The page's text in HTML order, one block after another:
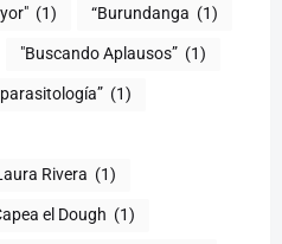
(1) “Burundanga (1)
"Buscando Aplausos” (1)
(1)
Rivera (1)
el Dough (1)